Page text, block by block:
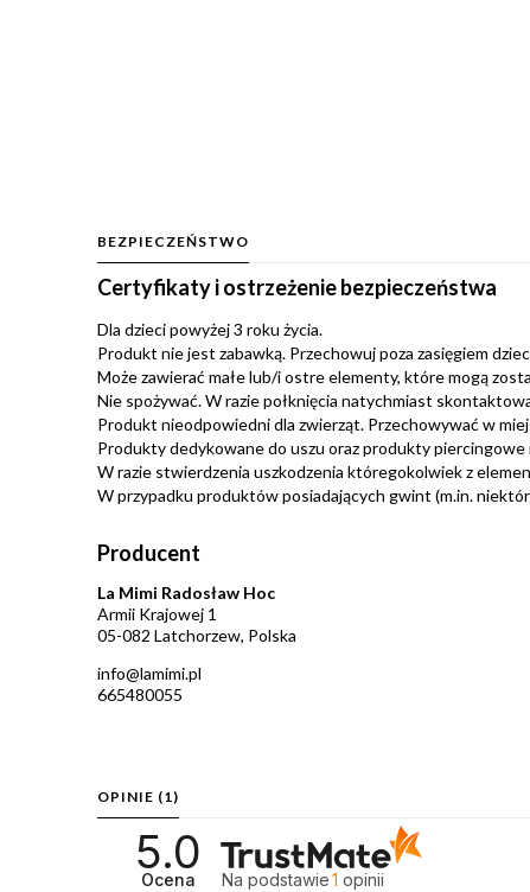
BEZPIECZEŃSTWO
Certyfikaty i ostrzeżenie bezpieczeństwa
Dla dzieci powyżej 3 roku życia.
Produkt nie jest zabawką. Przechowuj poza zasięgiem
Może zawierać małe lub/i ostre elementy, które mogą
Nie spożywać. W razie połknięcia natychmiast
Produkt nieodpowiedni dla zwierząt. Przechowywać w
Produkty dedykowane do uszu oraz produkty
W razie stwierdzenia uszkodzenia któregokolwiek z
W przypadku produktów posiadających gwint (m.in.
Producent
La Mimi Radosław Hoc
Armii Krajowej 1
05-082 Latchorzew, Polska
info@lamimi.pl
665480055
OPINIE (1)
5.0
Ocena Na podstawie1 opinii